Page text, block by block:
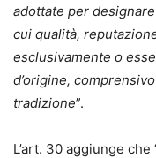
proprietà industriale,
tema di
ricercatori e di
digitalizzazione delle
2023, n. 206, in tema
dedicate alle
adottate per
cui qualità,
esclusivamente o
d’origine,
tradizione”.
L’art. 30 aggiunge che